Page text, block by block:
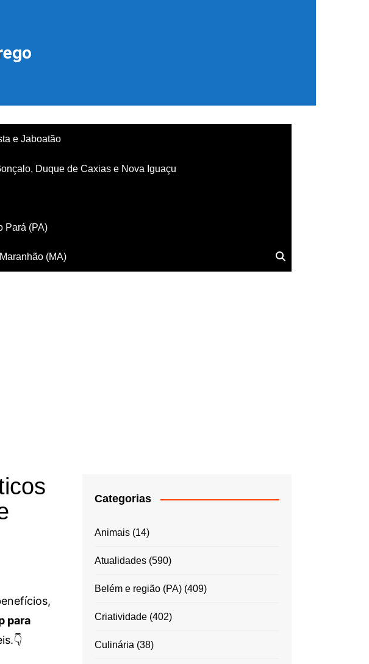
e Jaboatão
Duque de Caxias e Nova Iguaçu
Pará (PA)
(MA)
para
Categorias
Animais(14)
Atualidades(590)
Belém e região (PA)(409)
Criatividade(402)
Culinária (38)